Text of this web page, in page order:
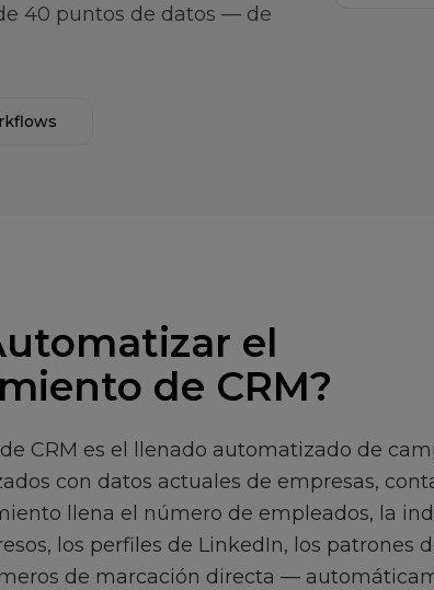
40 puntos de datos — de
el
de CRM?
CRM es el llenado automatizado de
con datos actuales de empresas,
llena el número de empleados, la
los perfiles de LinkedIn, los patrones
de marcación directa —